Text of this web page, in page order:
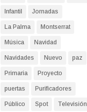
Infantil Jornadas
La Palma Montserrat
Música Navidad
Navidades Nuevo paz
Primaria Proyecto
puertas Purificadores
Público Spot Televisión